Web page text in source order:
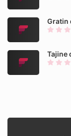
Gratin
Tajine